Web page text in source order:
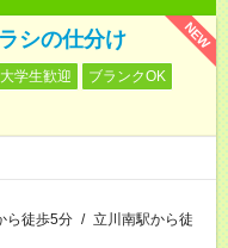
NEW
シの仕分け
大学生歓迎
ブランクOK
ら徒歩5分 / 立川南駅から徒